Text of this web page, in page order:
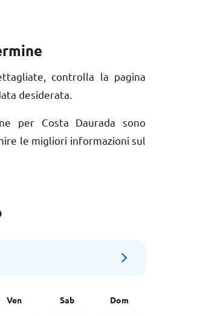
controlla la pagina
desiderata.
per Costa Daurada sono
le migliori informazioni sul
Ven Sab Dom